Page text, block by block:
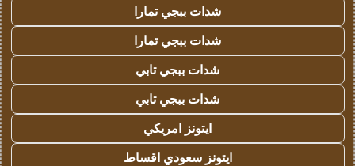
شدات ببجي تمارا
شدات ببجي تمارا
شدات ببجي تابي
شدات ببجي تابي
ايتونز امريكي
ايتونز سعودي اقساط